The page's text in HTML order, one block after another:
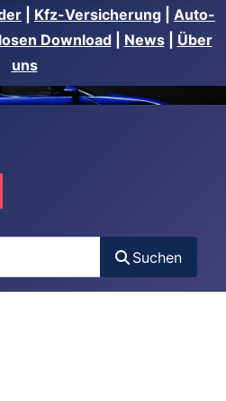
Kfz-Versicherung
Auto-
Download| News| Über
uns
Suchen